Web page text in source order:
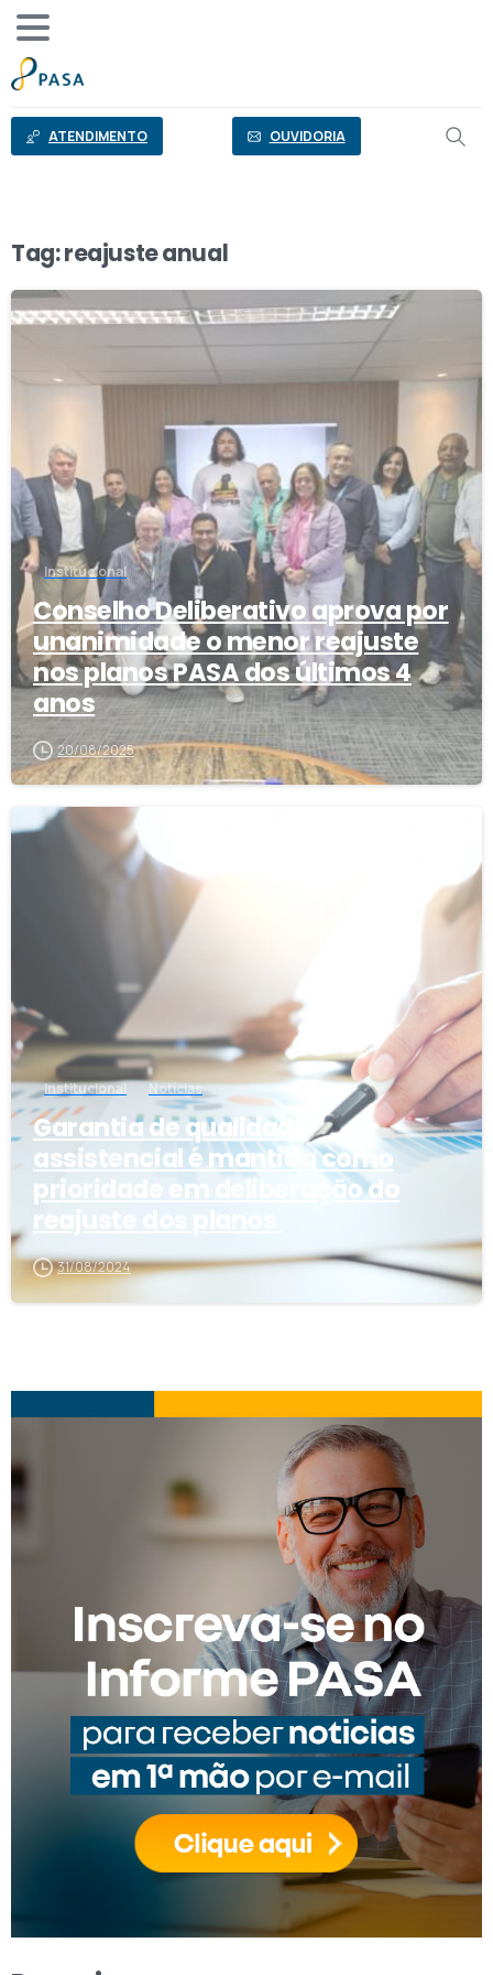
conteúdo
ATENDIMENTO OUVIDORIA
Tag:reajuste anual
Institucional
Conselho Deliberativo aprova por
unanimidade o menor reajuste
nos planos PASA dos últimos 4
anos
20/08/2025
Institucional Notícias
Garantia de qualidade
assistencial é mantida como
prioridade em deliberação do
reajuste dos planos
31/08/2024